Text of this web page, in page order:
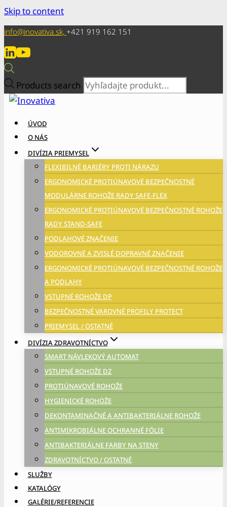
Skip to content
info@inovativa.sk, +421 919 162 151
Products search
ÚVOD
O NÁS
DIVÍZIA PRIEMYSEL
FLEXIBILNÉ BARIÉRY PROTI NÁRAZU
ERGONOMICKÉ PROTIÚNAVOVÉ BEZPEČNOSTNÉ
MODULÁRNE ROHOŽE RADY SAFE-FLEX
ERGONOMICKÉ PROTIÚNAVOVÉ BEZPEČNOSTNÉ ROHOŽE
RADY STAND-SAFE
PODLAHOVÉ ZNAČENIE
VODOROVNÉ A ZVISLÉ DOPRAVNÉ ZNAČENIE
ERGONOMICKÉ PROTIÚNAVOVÉ BEZPEČNOSTNÉ ROHOŽE
A PODLAHY
VSTUPNÉ ROHOŽE DP
BEZPEČNOSTNÉ VAROVNÉ PROFILY PROTECT
PRIEMYSEL / OSTATNÉ
DIVÍZIA ZDRAVOTNÍCTVO
SMART NÁVLEKOVÝ AUTOMAT
VSTUPNÉ ROHOŽE DZ
PROTIÚNAVOVÉ ROHOŽE
HYGIENICKÉ ROHOŽE
DEKONTAMINAČNÉ A ANTIBAKTERIÁLNE ROHOŽE
ANTIMIKROBIÁLNE OCHRANNÉ FÓLIE
ANTIBAKTERIÁLNE FARBY NA STENY
ZDRAVOTNÍCTVO / OSTATNÉ
SLUŽBY
KATALÓGY
GALÉRIE/REFERENCIE